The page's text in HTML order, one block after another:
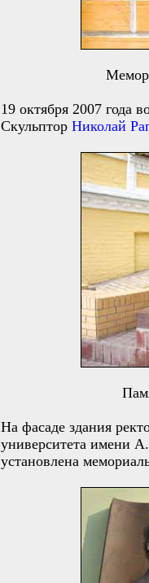
19 октября 2007 года
Скульптор Николай
На фасаде здания
университета имени
установлена